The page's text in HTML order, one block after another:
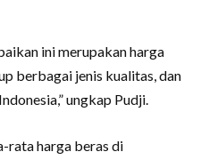
ini merupakan harga
berbagai jenis kualitas, dan
ungkap Pudji.
rata harga beras di